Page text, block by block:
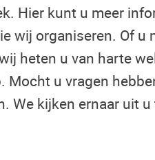
Hier kunt u meer
wij organiseren. Of u
heten u van harte
Mocht u vragen
We kijken ernaar uit